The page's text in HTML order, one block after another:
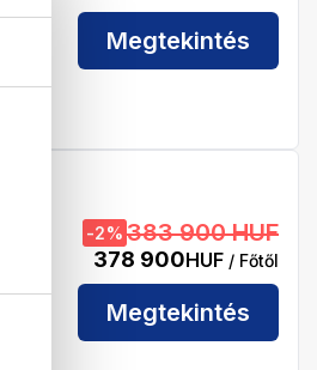
Megtekintés
-2% 383 900 HUF
378 900HUF / Főtől
Megtekintés